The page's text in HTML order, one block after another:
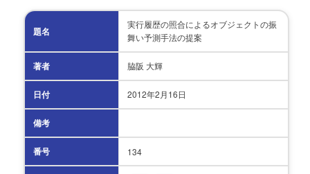
題名
実行履歴の照合によるオブジェクトの振
舞い予測手法の提案
著者 脇阪 大輝
日付 2012年2月16日
備考
番号 134